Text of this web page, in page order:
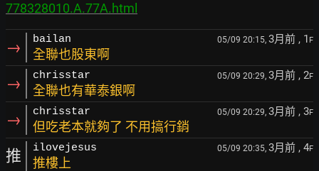
778328010.A.77A.html
→ bailan 05/09 20:15, 3月前 , 1 F
全聯也股東啊
→ chrisstar 05/09 20:29, 3月前 , 2F
全聯也有華泰銀啊
→ chrisstar 05/09 20:29, 3月前 , 3F
但吃老本就夠了 不用搞行銷
推 ilovejesus 05/09 20:35, 3月前 , 4F
推樓上